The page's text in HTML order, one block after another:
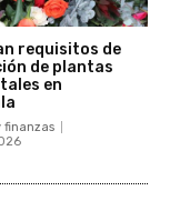
requisitos de
de plantas
en
finanzas